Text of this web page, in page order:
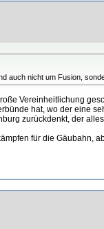
auch nicht um Fusion,
Vereinheitlichung
hat, wo der eine
zurückdenkt, der
für die Gäubahn,